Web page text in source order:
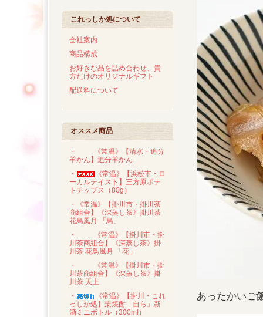
これっしか処について
会社案内
商品構成
お好きな品を詰め合わせ、貴
方だけのオリジナルギフト
配送料について
オススメ商品
・
《常温》【清水・追分
羊かん】追分羊かん
・
《常温》【浜松市・ロ
ーカルテイスト】三方原ポテ
トチップス（80g）
・《常温》【掛川市・掛川茶
商組合】《深蒸し茶》掛川茶
花鳥風月 「鳥」
・
《常温》【掛川市・掛
川茶商組合】《深蒸し茶》掛
川茶 花鳥風月 「花」
・
《常温》【掛川市・掛
川茶商組合】《深蒸し茶》掛
川茶 天上
・
《常温》【掛川・これ
っしか処】栗焼酎「自ら」新
酒ミニボトル（300ml）
あったかいご